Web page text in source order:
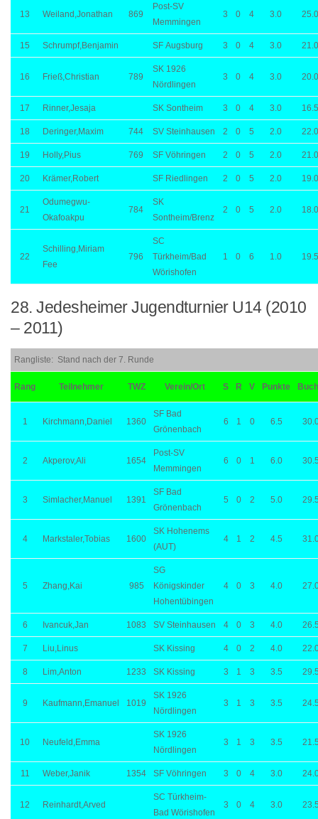
13 Weiland,Jonathan 869
Post-SV
Memmingen
3 0 4 3.0 25.0
15 Schrumpf,Benjamin SF Augsburg 3 0 4 3.0 21.0
16 Frieß,Christian 789
SK 1926
Nördlingen
3 0 4 3.0 20.0
17 Rinner,Jesaja SK Sontheim 3 0 4 3.0 16.5
18 Deringer,Maxim 744 SV Steinhausen 2 0 5 2.0 22.0
19 Holly,Pius 769 SF Vöhringen 2 0 5 2.0 21.0
20 Krämer,Robert SF Riedlingen 2 0 5 2.0 19.0
21
Odumegwu-
Okafoakpu
784
SK
Sontheim/Brenz
2 0 5 2.0 18.0
22
Schilling,Miriam
Fee
796
SC
Türkheim/Bad
Wörishofen
1 0 6 1.0 19.5
28. Jedesheimer Jugendturnier U14 (2010
– 2011)
Rangliste: Stand nach der 7. Runde
Rang Teilnehmer TWZ Verein/Ort S R V Punkte
1 Kirchmann,Daniel 1360
SF Bad
Grönenbach
6 1 0 6.5
2 Akperov,Ali 1654
Post-SV
Memmingen
6 0 1 6.0
3 Simlacher,Manuel 1391
SF Bad
Grönenbach
5 0 2 5.0
4 Markstaler,Tobias 1600
SK Hohenems
(AUT)
4 1 2 4.5
5 Zhang,Kai 985
SG
Königskinder
Hohentübingen
4 0 3 4.0
6 Ivancuk,Jan 1083 SV Steinhausen 4 0 3 4.0
7 Liu,Linus SK Kissing 4 0 2 4.0
8 Lim,Anton 1233 SK Kissing 3 1 3 3.5
9 Kaufmann,Emanuel 1019
SK 1926
Nördlingen
3 1 3 3.5
10 Neufeld,Emma
SK 1926
Nördlingen
3 1 3 3.5
11 Weber,Janik 1354 SF Vöhringen 3 0 4 3.0
12 Reinhardt,Arved
SC Türkheim-
Bad Wörishofen
3 0 4 3.0